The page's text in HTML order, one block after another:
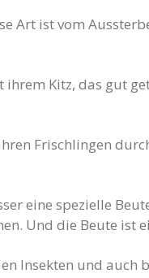
Art ist vom
ihrem Kitz, das gut
Frischlingen
eine spezielle
Und die Beute ist
Insekten und auch